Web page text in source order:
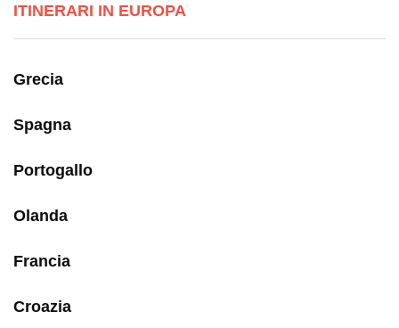
ITINERARI IN EUROPA
Grecia
Spagna
Portogallo
Olanda
Francia
Croazia